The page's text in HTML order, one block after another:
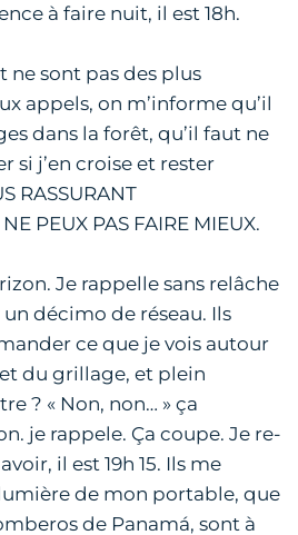
à faire nuit, il est 18h.
ne sont pas des plus
appels, on m’informe qu’il
dans la forêt, qu’il faut ne
si j’en croise et rester
RASSURANT
PEUX PAS FAIRE MIEUX.
Je rappelle sans relâche
décimo de réseau. Ils
ce que je vois autour
du grillage, et plein
? « Non, non… » ça
je rappele. Ça coupe. Je re-
il est 19h 15. Ils me
de mon portable, que
de Panamá, sont à